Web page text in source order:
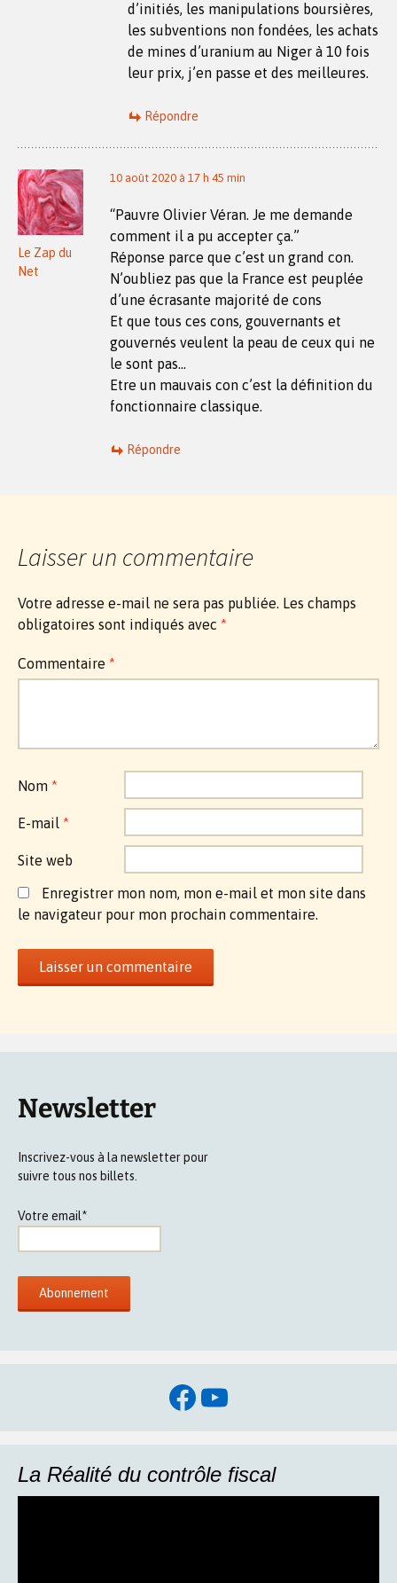
d’initiés, les manipulations boursières,
les subventions non fondées, les achats
de mines d’uranium au Niger à 10 fois
leur prix, j’en passe et des meilleures.
Répondre
Le Zap du
Net
10 août 2020 à 17 h 45 min
“Pauvre Olivier Véran. Je me demande
comment il a pu accepter ça.”
Réponse parce que c’est un grand con.
N’oubliez pas que la France est peuplée
d’une écrasante majorité de cons
Et que tous ces cons, gouvernants et
gouvernés veulent la peau de ceux qui ne
le sont pas…
Etre un mauvais con c’est la définition du
fonctionnaire classique.
Répondre
Laisser un commentaire
Votre adresse e-mail ne sera pas publiée. Les champs
obligatoires sont indiqués avec *
Commentaire *
Nom *
E-mail *
Site web
Enregistrer mon nom, mon e-mail et mon site dans
le navigateur pour mon prochain commentaire.
Newsletter
Inscrivez-vous à la newsletter pour
suivre tous nos billets.
Votre email*
Facebook
YouTube
La Réalité du contrôle fiscal